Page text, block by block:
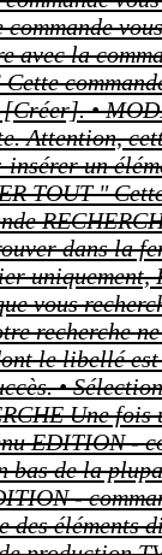
commande
avec la
Cette
•
Attention,
un
TOUT
dans la
vous
recherche
le libellé
•
Une fois
EDITION -
bas de la
-
éléments